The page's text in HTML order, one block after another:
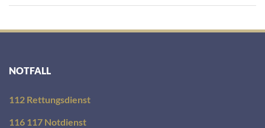
NOTFALL
112 Rettungsdienst
116 117 Notdienst